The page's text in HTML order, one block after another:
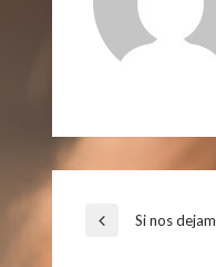
Entrada
Si nos